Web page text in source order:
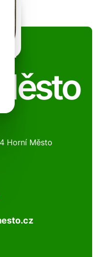
Horní Město